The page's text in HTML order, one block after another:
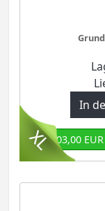
In
103,00